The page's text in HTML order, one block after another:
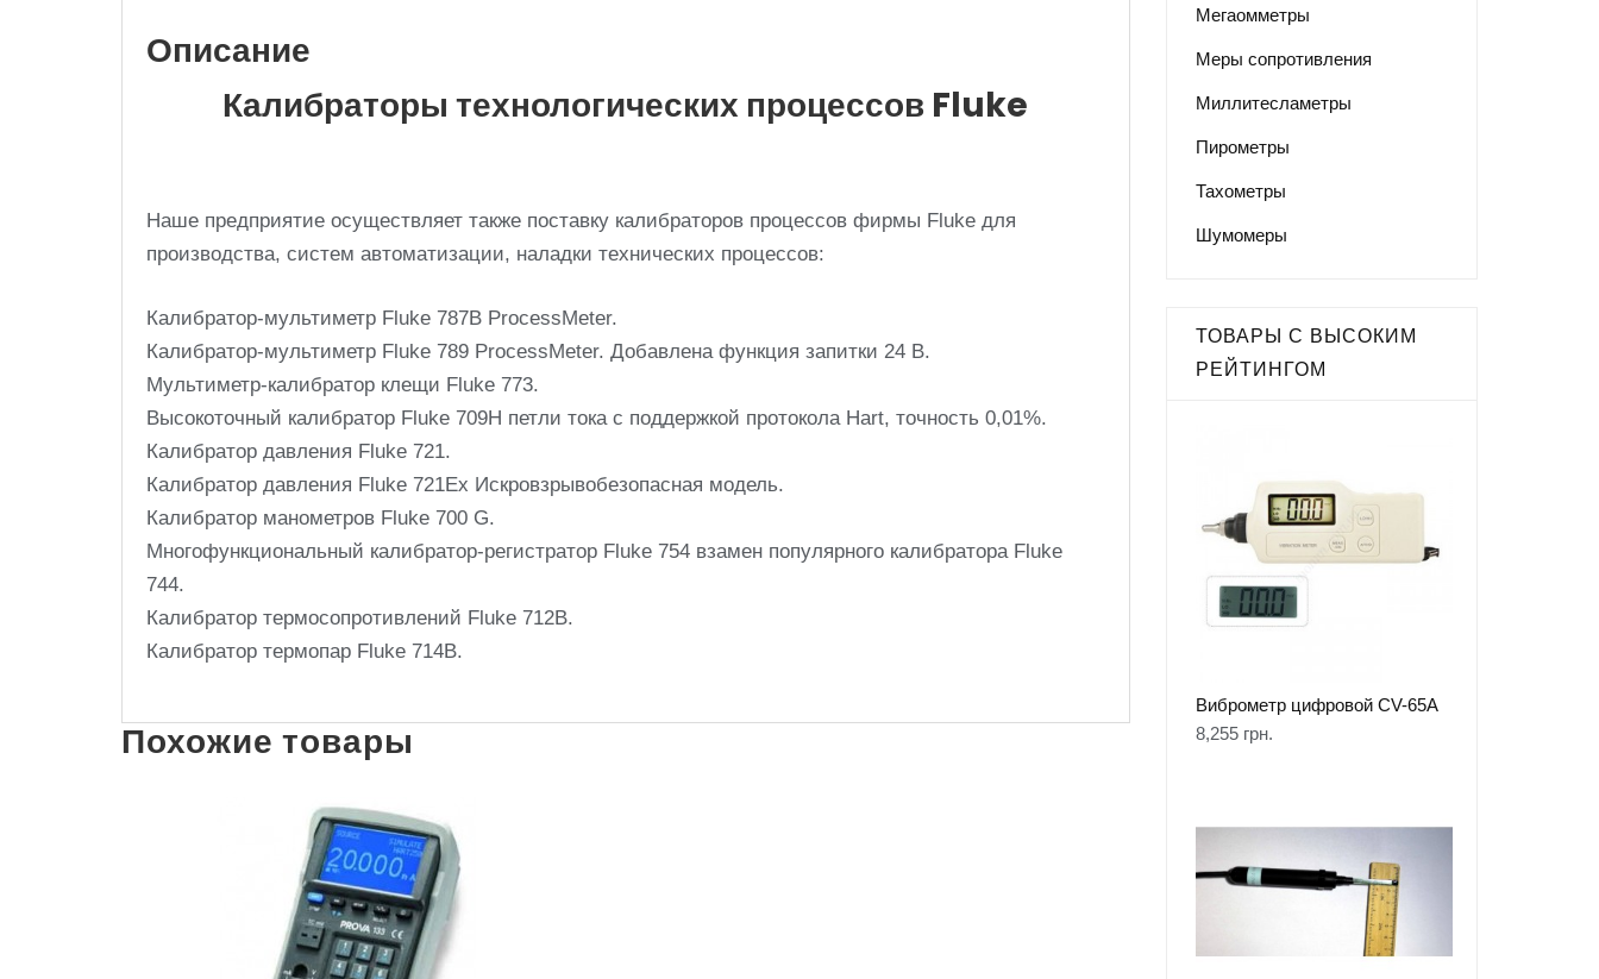
Описание
Калибраторы технологических процессов Fluke
Наше предприятие осуществляет также поставку калибраторов процессов фирмы Fluke для
производства, систем автоматизации, наладки технических процессов:
Калибратор-мультиметр Fluke 787B ProcessMeter.
Калибратор-мультиметр Fluke 789 ProcessMeter. Добавлена функция запитки 24 В.
Мультиметр-калибратор клещи Fluke 773.
Высокоточный калибратор Fluke 709H петли тока с поддержкой протокола Hart, точность 0,01%.
Калибратор давления Fluke 721.
Калибратор давления Fluke 721Ex Искровзрывобезопасная модель.
Калибратор манометров Fluke 700 G.
Многофункциональный калибратор-регистратор Fluke 754 взамен популярного калибратора Fluke
744.
Калибратор термосопротивлений Fluke 712B.
Калибратор термопар Fluke 714B.
Похожие товары
Мегаомметры
Меры сопротивления
Миллитесламетры
Пирометры
Тахометры
Шумомеры
ТОВАРЫ С ВЫСОКИМ
РЕЙТИНГОМ
Виброметр цифровой CV-65A
8,255 грн.